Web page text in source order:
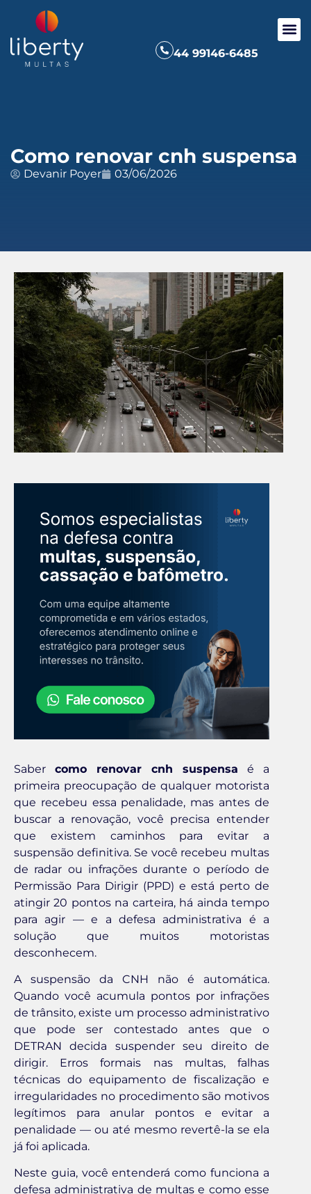
44 99146-6485
Como renovar cnh suspensa
Devanir Poyer 03/06/2026
Saber como renovar cnh suspensa é a
primeira preocupação de qualquer motorista
que recebeu essa penalidade, mas antes de
buscar a renovação, você precisa entender
que existem caminhos para evitar a
suspensão definitiva. Se você recebeu multas
de radar ou infrações durante o período de
Permissão Para Dirigir (PPD) e está perto de
atingir 20 pontos na carteira, há ainda tempo
para agir — e a defesa administrativa é a
solução que muitos motoristas
desconhecem.
A suspensão da CNH não é automática.
Quando você acumula pontos por infrações
de trânsito, existe um processo administrativo
que pode ser contestado antes que o
DETRAN decida suspender seu direito de
dirigir. Erros formais nas multas, falhas
técnicas do equipamento de fiscalização e
irregularidades no procedimento são motivos
legítimos para anular pontos e evitar a
penalidade — ou até mesmo revertê-la se ela
já foi aplicada.
Neste guia, você entenderá como funciona a
defesa administrativa de multas e como esse